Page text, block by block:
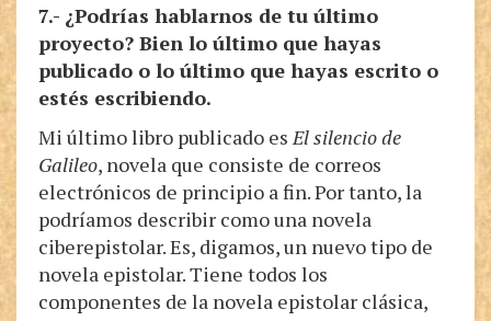
7.- ¿Podrías hablarnos de tu último
proyecto? Bien lo último que hayas
publicado o lo último que hayas escrito o
estés escribiendo.
Mi último libro publicado esEl silencio de
Galileo, novela que consiste de correos
electrónicos de principio a fin. Por tanto, la
podríamos describir como una novela
ciberepistolar. Es, digamos, un nuevo tipo de
novela epistolar. Tiene todos los
componentes de la novela epistolar clásica,